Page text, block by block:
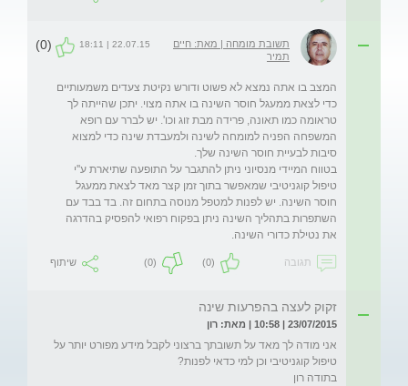
תשובת מומחה | מאת: חיים
תמיר
22.07.15 | 18:11
(0)
המצב בו אתה נמצא לא פשוט ודורש נקיטת צעדים משמעותיים
כדי לצאת ממעגל חוסר השינה בו אתה מצוי. יתכן שהייתה לך
טראומה כמו תאונה, פרידה מבת זוג וכו'. יש לברר עם רופא
המשפחה הפניה למומחה לשינה ולמעבדת שינה כדי למצוא
בטווח המיידי מנסיוני ניתן להתגבר על התופעה שתיארת ע''י
טיפול קוגניטיבי שמאפשר בתוך זמן קצר מאד לצאת ממעגל
חוסר השינה. יש לפנות למטפל מנוסה בתחום זה. בד בבד עם
השתפרות בתהליך השינה ניתן בפקוח רפואי להפסיק בהדרגה
את נטילת כדורי השינה.
תגובה (0)
(0) שיתוף
זקוק לעצה בהפרעות שינה
23/07/2015 | 10:58 | מאת: רון
אני מודה לך מאד על תשובתך ברצוני לקבל מידע מפורט יותר על
בתודה רון